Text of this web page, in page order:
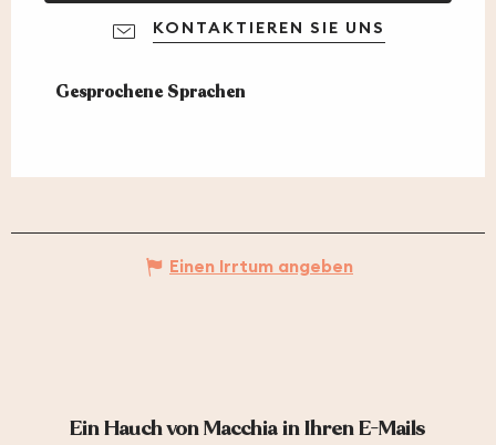
KONTAKTIEREN SIE UNS
Gesprochene Sprachen
Gesprochene Sprachen
Einen Irrtum angeben
Ein Hauch von Macchia in Ihren E-Mails